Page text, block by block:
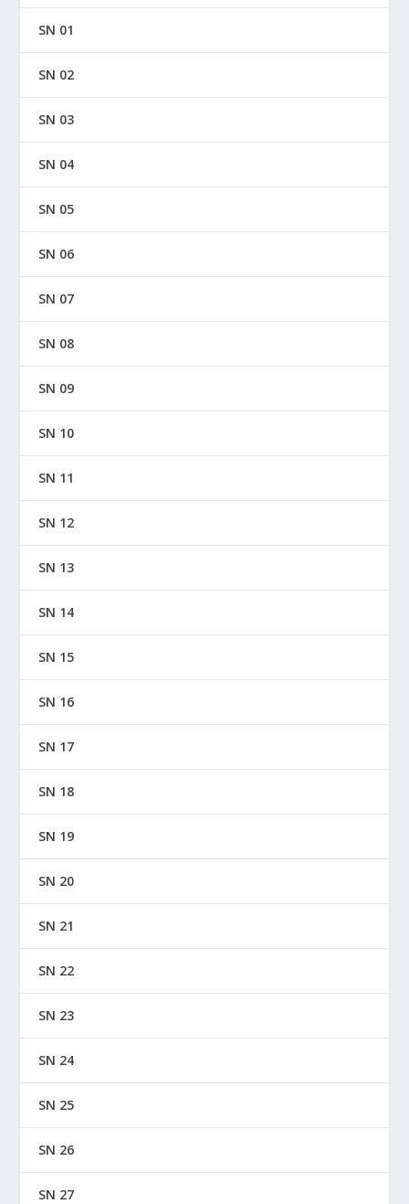
SN 01
SN 02
SN 03
SN 04
SN 05
SN 06
SN 07
SN 08
SN 09
SN 10
SN 11
SN 12
SN 13
SN 14
SN 15
SN 16
SN 17
SN 18
SN 19
SN 20
SN 21
SN 22
SN 23
SN 24
SN 25
SN 26
SN 27